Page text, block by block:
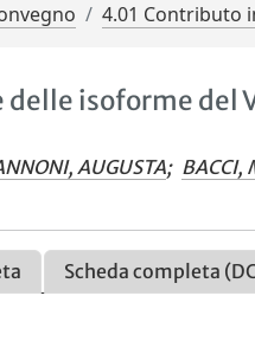
4.01 Contributo
isoforme del
AUGUSTA; BACCI,
Scheda completa